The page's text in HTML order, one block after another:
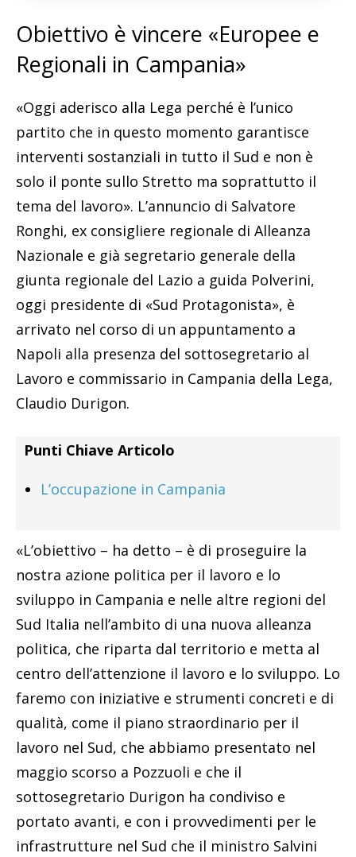
Obiettivo è vincere «Europee e
Regionali in Campania»
«Oggi aderisco alla Lega perché è l’unico
partito che in questo momento garantisce
interventi sostanziali in tutto il Sud e non è
solo il ponte sullo Stretto ma soprattutto il
tema del lavoro». L’annuncio di Salvatore
Ronghi, ex consigliere regionale di Alleanza
Nazionale e già segretario generale della
giunta regionale del Lazio a guida Polverini,
oggi presidente di «Sud Protagonista», è
arrivato nel corso di un appuntamento a
Napoli alla presenza del sottosegretario al
Lavoro e commissario in Campania della Lega,
Claudio Durigon.
Punti Chiave Articolo
L’occupazione in Campania
«L’obiettivo – ha detto – è di proseguire la
nostra azione politica per il lavoro e lo
sviluppo in Campania e nelle altre regioni del
Sud Italia nell’ambito di una nuova alleanza
politica, che riparta dal territorio e metta al
centro dell’attenzione il lavoro e lo sviluppo. Lo
faremo con iniziative e strumenti concreti e di
qualità, come il piano straordinario per il
lavoro nel Sud, che abbiamo presentato nel
maggio scorso a Pozzuoli e che il
sottosegretario Durigon ha condiviso e
portato avanti, e con i provvedimenti per le
infrastrutture nel Sud che il ministro Salvini